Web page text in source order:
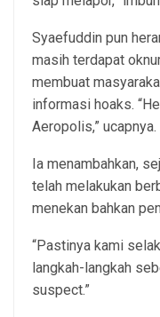
Syaefuddin pun
masih terdapat
membuat
informasi hoaks.
Aeropolis,” ucapnya.
Ia menambahkan,
telah melakukan
menekan bahkan
“Pastinya kami
langkah-langkah
suspect.”